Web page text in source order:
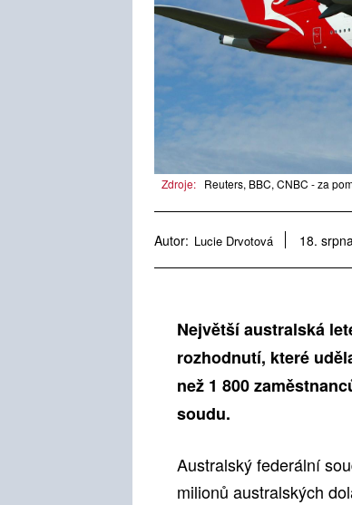
Zdroje: Reuters, BBC, CNBC - za
Autor: Lucie Drvotová 18.
Největší australská
rozhodnutí, které
než 1 800
soudu.
Australský federální
milionů australských